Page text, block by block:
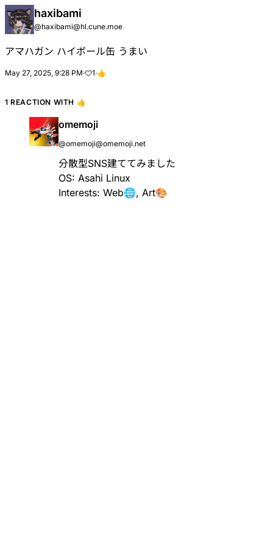
haxibami
@haxibami@hl.cune.moe
アマハガン ハイボール缶 うまい
May 27, 2025, 9:28 PM· 1·👍
1 REACTION WITH 👍
omemoji
@omemoji@omemoji.net
分散型SNS建ててみました
OS: Asahi Linux
Interests: Web🌐, Art🎨